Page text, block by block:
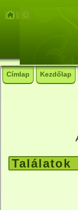
Címlap Kezdőlap
Találatok